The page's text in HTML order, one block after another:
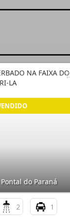
NA FAIXA DO
LA
do Paraná
2 1